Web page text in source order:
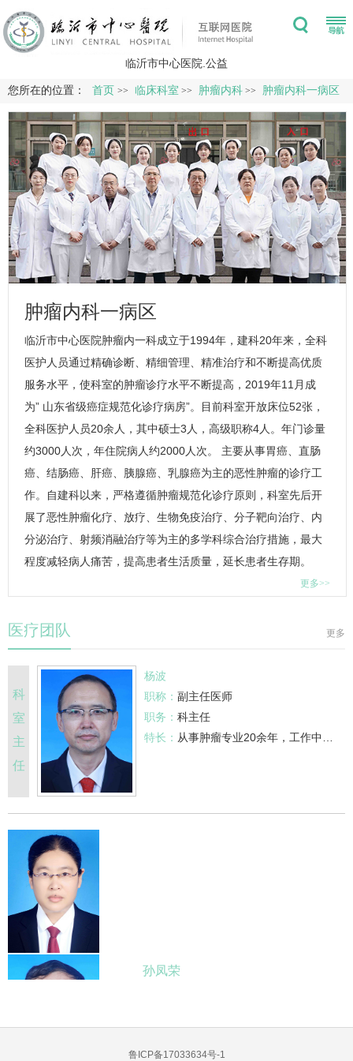
临沂市中心医院.公益
您所在的位置： 首页 >> 临床科室 >> 肿瘤内科 >> 肿瘤内科一病区
肿瘤内科一病区
临沂市中心医院肿瘤内一科成立于1994年，建科20年来，全科
医护人员通过精确诊断、精细管理、精准治疗和不断提高优质
服务水平，使科室的肿瘤诊疗水平不断提高，2019年11月成
为” 山东省级癌症规范化诊疗病房”。目前科室开放床位52张，
全科医护人员20余人，其中硕士3人，高级职称4人。年门诊量
约3000人次，年住院病人约2000人次。 主要从事胃癌、直肠
癌、结肠癌、肝癌、胰腺癌、乳腺癌为主的恶性肿瘤的诊疗工
作。自建科以来，严格遵循肿瘤规范化诊疗原则，科室先后开
展了恶性肿瘤化疗、放疗、生物免疫治疗、分子靶向治疗、内
分泌治疗、射频消融治疗等为主的多学科综合治疗措施，最大
程度减轻病人痛苦，提高患者生活质量，延长患者生存期。
更多>>
更多
医疗团队
科
室
主
任
杨波
职称： 副主任医师
职务： 科主任
特长： 从事肿瘤专业20余年，工作中注重肿瘤综合治疗与个体化向相结合，具有较为丰富的临床经验，擅长胃癌、结直肠癌、肺癌、食管癌、乳腺癌、淋巴瘤等恶性肿瘤的化疗、放疗、靶向、内分泌及免疫等治疗，特别是对消化系统肿瘤的规范化治疗，有较深造诣。
孙凤荣
鲁ICP备17033634号-1